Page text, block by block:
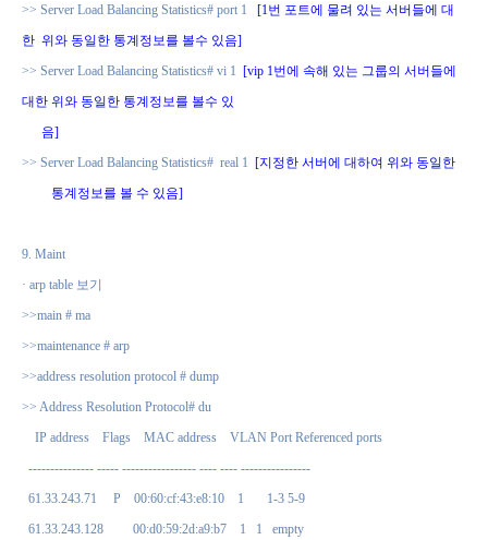
>> Server Load Balancing Statistics# port 1
[1번 포트에 물려 있는 서버들에 대
한 위와 동일한 통계정보를 볼수 있음]
>> Server Load Balancing Statistics# vi 1 [vip 1번에 속해 있는 그룹의 서버들에
대한 위와 동일한 통계정보를 볼수 있
음]
>> Server Load Balancing Statistics# real 1 [지정한 서버에 대하여 위와 동일한
통계정보를 볼 수 있음]
9. Maint
· arp table 보기
>>main # ma
>>maintenance # arp
>>address resolution protocol # dump
>> Address Resolution Protocol# du
IP address
Flags MAC address
VLAN Port Referenced ports
--------------- ----- ----------------- ---- ---- ----------------
61.33.243.71
P 00:60:cf:43:e8:10 1
1-3 5-9
61.33.243.128
00:d0:59:2d:a9:b7 1 1
empty